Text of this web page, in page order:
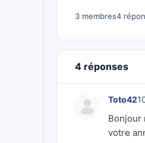
3 membres4
4 réponses
Toto42
Bonjour
votre